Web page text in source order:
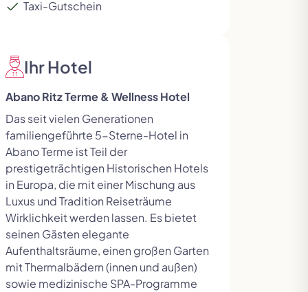
Dauer auswahl schliessen
Taxi-Gutschein
Ihr Hotel
Abano Ritz Terme & Wellness Hotel
Das seit vielen Generationen
familiengeführte 5-Sterne-Hotel in
Abano Terme ist Teil der
prestigeträchtigen Historischen Hotels
in Europa, die mit einer Mischung aus
Luxus und Tradition Reiseträume
Wirklichkeit werden lassen. Es bietet
seinen Gästen elegante
Aufenthaltsräume, einen großen Garten
mit Thermalbädern (innen und außen)
sowie medizinische SPA-Programme